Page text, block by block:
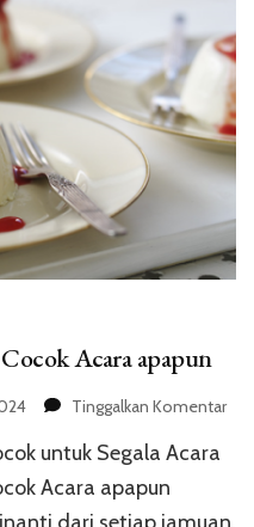
Acara apapun
Tinggalkan Komentar
untuk Segala Acara
Acara apapun